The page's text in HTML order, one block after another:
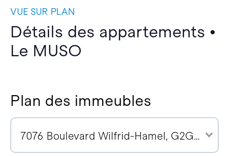
VUE SUR PLAN
Détails des appartements •
Le MUSO
Plan des immeubles
7076 Boulevard Wilfrid-Hamel, G2G 0M7 (20)